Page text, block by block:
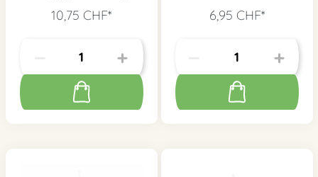
10,75 CHF*
6,95 CHF*